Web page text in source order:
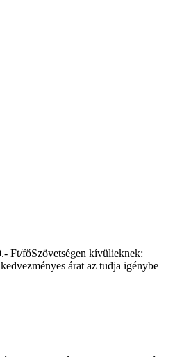
Ft/főSzövetségen kívülieknek:
árat az tudja igénybe